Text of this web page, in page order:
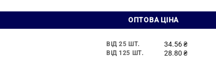
ОПТОВА ЦІНА
ВІД 25 ШТ. 34.56₴
ВІД 125 ШТ. 28.80 ₴